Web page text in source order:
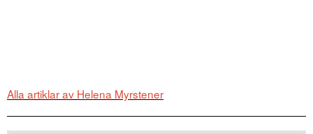
Alla artiklar av Helena Myrstener